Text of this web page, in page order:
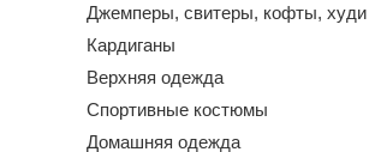
Джемперы, свитеры, кофты, худи
Кардиганы
Верхняя одежда
Спортивные костюмы
Домашняя одежда